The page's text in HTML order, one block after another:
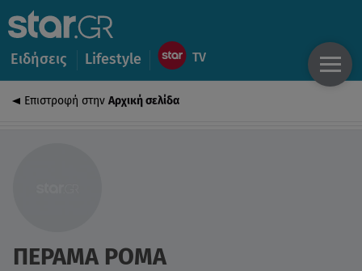
Ειδήσεις Lifestyle
Επιστροφή στην Αρχική σελίδα
ΠΕΡΑΜΑ ΡΟΜΑ